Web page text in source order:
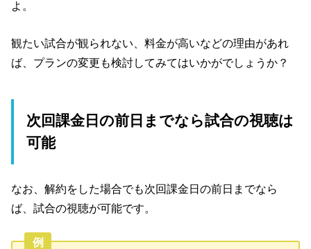
よ。
観たい試合が観られない、料金が高いなどの理由があれ
ば、プランの変更も検討してみてはいかがでしょうか？
次回課金日の前日までなら試合の視聴は
可能
なお、解約をした場合でも次回課金日の前日までなら
ば、試合の視聴が可能です。
例